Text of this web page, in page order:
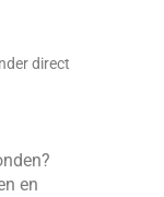
direct
en